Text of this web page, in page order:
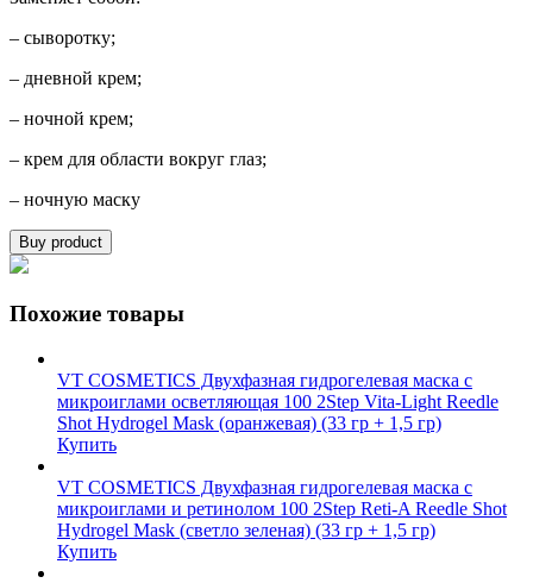
– сыворотку;
– дневной крем;
– ночной крем;
– крем для области вокруг глаз;
– ночную маску
Buy product
Похожие товары
VT COSMETICS Двухфазная гидрогелевая маска с
микроиглами осветляющая 100 2Step Vita-Light Reedle
Shot Hydrogel Mask (оранжевая) (33 гр + 1,5 гр)
Купить
VT COSMETICS Двухфазная гидрогелевая маска с
микроиглами и ретинолом 100 2Step Reti-A Reedle Shot
Hydrogel Mask (светло зеленая) (33 гр + 1,5 гр)
Купить